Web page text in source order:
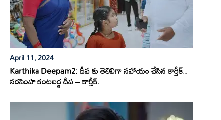
April 11, 2024
Karthika Deepam2: దీప కు తెలివిగా సహాయం చేసిన కార్తీక్..
నరసింహ కంటబడ్డ దీప – కార్తీక్.